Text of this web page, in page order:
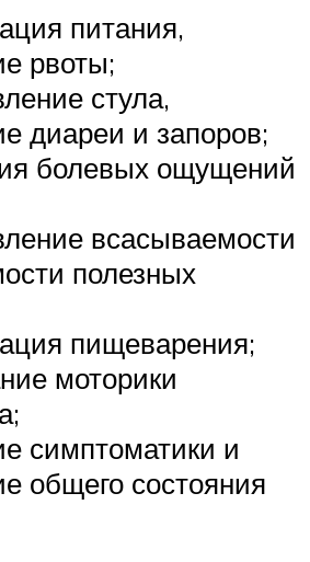
питания,
рвоты;
стула,
диареи и запоров;
болевых ощущений
всасываемости
полезных
пищеварения;
моторики
симптоматики и
общего состояния